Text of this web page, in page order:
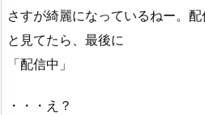
さすが綺麗になっているねー。
と見てたら、最後に
「配信中」
・・・え？